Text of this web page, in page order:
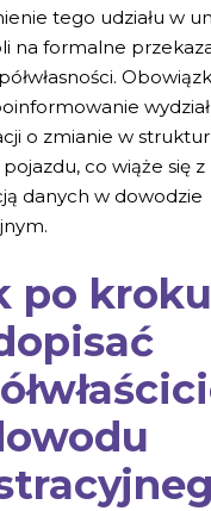
tego udziału w
na formalne
o zmianie w
pojazdu, co wiąże się z
danych w dowodzie
po kroku